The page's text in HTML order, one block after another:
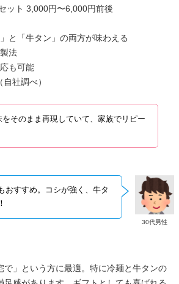
ット 3,000円〜6,000円前後
と「牛タン」の両方が味わえる
法
も可能
社調べ）
をそのまま再現していて、家族でリピー
30代男性
おすすめ。コシが強く、牛タ
で」という方に最適。特に冷麺と牛タンの